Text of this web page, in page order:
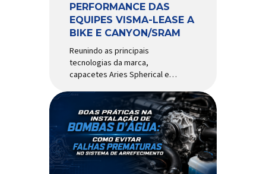
PERFORMANCE DAS
EQUIPES VISMA-LEASE A
BIKE E CANYON/SRAM
Reunindo as principais
tecnologias da marca,
capacetes Aries Spherical e
ao país com a pintura oficial
utilizada por equipes do World
Tour Patrocinadora de algumas
das principais equipes de
ciclismo do mundo, a Giro é
uma das marcas de capacetes
e acessórios para ciclismo